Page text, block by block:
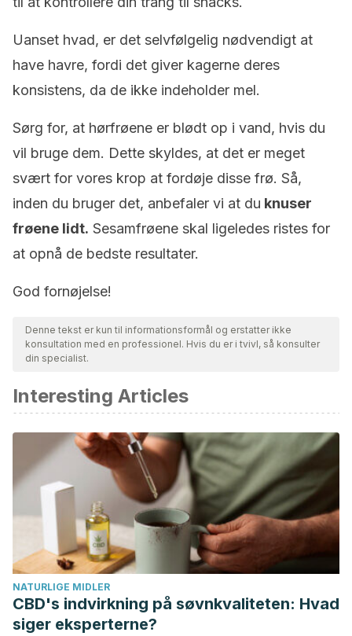
Uanset hvad, er det selvfølgelig nødvendigt at
have havre, fordi det giver kagerne deres
konsistens, da de ikke indeholder mel.
Sørg for, at hørfrøene er blødt op i vand, hvis du
vil bruge dem. Dette skyldes, at det er meget
svært for vores krop at fordøje disse frø. Så,
inden du bruger det, anbefaler vi at du knuser
frøene lidt. Sesamfrøene skal ligeledes ristes for
at opnå de bedste resultater.
God fornøjelse!
Denne tekst er kun til informationsformål og erstatter ikke
konsultation med en professionel. Hvis du er i tvivl, så konsulter
din specialist.
Interesting Articles
NATURLIGE MIDLER
CBD's indvirkning på søvnkvaliteten: Hvad
siger eksperterne?